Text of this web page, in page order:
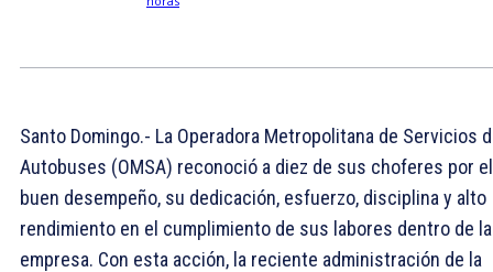
Santo Domingo.- La Operadora Metropolitana de Servicios
Autobuses (OMSA) reconoció a diez de sus choferes por el
buen desempeño, su dedicación, esfuerzo, disciplina y alto
rendimiento en el cumplimiento de sus labores dentro de la
empresa. Con esta acción, la reciente administración de la